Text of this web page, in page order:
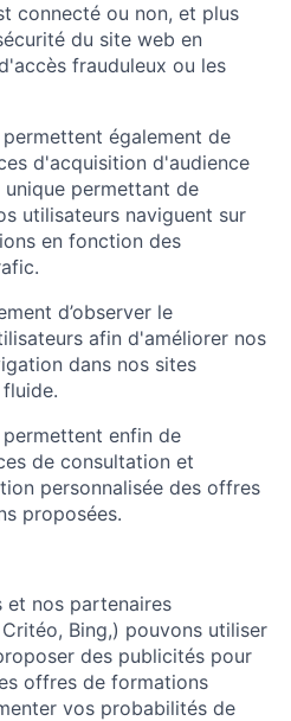
connecté ou non, et plus
du site web en
frauduleux ou les
également de
d'acquisition d'audience
permettant de
utilisateurs naviguent sur
en fonction des
d’observer le
afin d'améliorer nos
dans nos sites
enfin de
de consultation et
personnalisée des offres
proposées.
et nos partenaires
Bing,) pouvons utiliser
des publicités pour
offres de formations
vos probabilités de